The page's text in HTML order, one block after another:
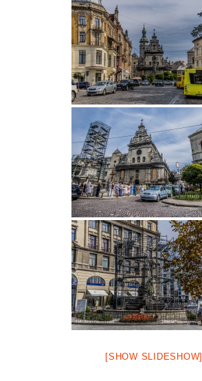
[SHOW SLIDESHOW]